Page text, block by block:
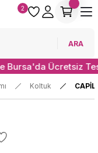
ARA
2
Bursa'da Ücretsiz
Koltuk